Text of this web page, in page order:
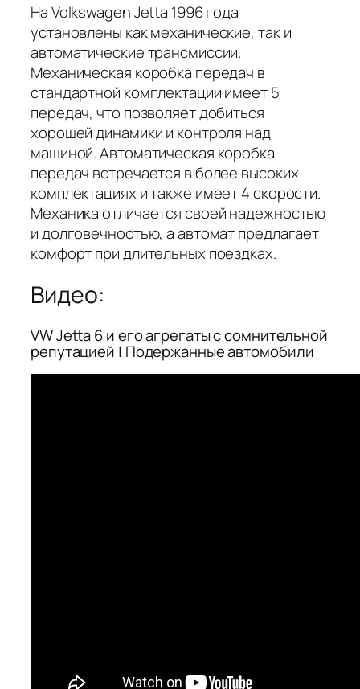
На Volkswagen Jetta 1996 года
установлены как механические, так и
автоматические трансмиссии.
Механическая коробка передач в
стандартной комплектации имеет 5
передач, что позволяет добиться
хорошей динамики и контроля над
машиной. Автоматическая коробка
передач встречается в более высоких
комплектациях и также имеет 4 скорости.
Механика отличается своей надежностью
и долговечностью, а автомат предлагает
комфорт при длительных поездках.
Видео:
VW Jetta 6 и его агрегаты с сомнительной
репутацией | Подержанные автомобили